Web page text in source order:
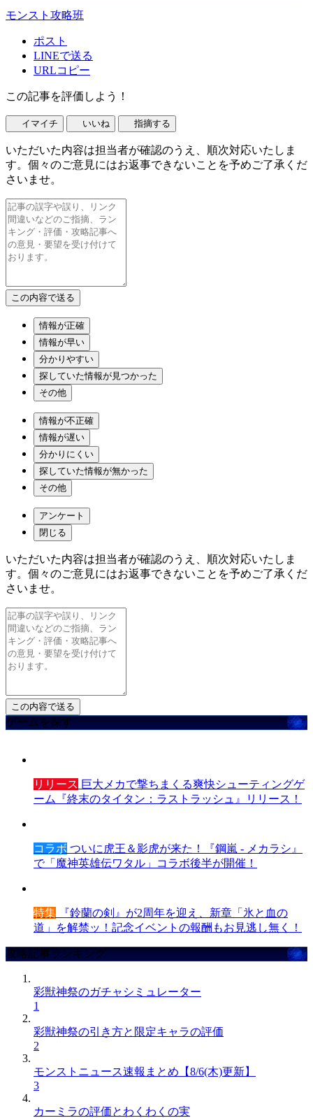
モンスト攻略班
ポスト
LINEで送る
URLコピー
この記事を評価しよう！
イマイチ いいね 指摘する
いただいた内容は担当者が確認のうえ、順次対応いたしま
す。個々のご意見にはお返事できないことを予めご了承くだ
さいませ。
情報が正確
情報が早い
分かりやすい
探していた情報が見つかった
その他
情報が不正確
情報が遅い
分かりにくい
探していた情報が無かった
その他
アンケート
閉じる
いただいた内容は担当者が確認のうえ、順次対応いたしま
す。個々のご意見にはお返事できないことを予めご了承くだ
さいませ。
ゲームを探す
リリース 巨大メカで撃ちまくる爽快シューティングゲ
ーム『終末のタイタン：ラストラッシュ』リリース！
コラボ ついに虎王＆影虎が来た！『鋼嵐 - メカラシ』
で「魔神英雄伝ワタル」コラボ後半が開催！
特集 『鈴蘭の剣』が2周年を迎え、新章「氷と血の
道」を解禁ッ！記念イベントの報酬もお見逃し無く！
攻略記事ランキング
彩獣神祭のガチャシミュレーター
1
彩獣神祭の引き方と限定キャラの評価
2
モンストニュース速報まとめ【8/6(木)更新】
3
カーミラの評価とわくわくの実